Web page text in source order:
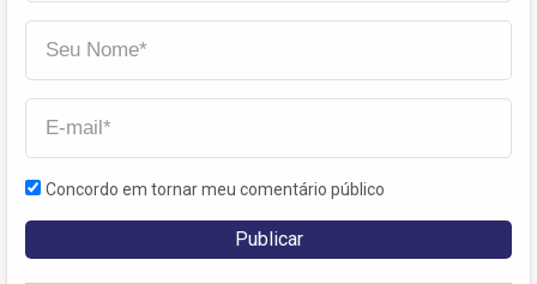
Concordo em tornar meu comentário público